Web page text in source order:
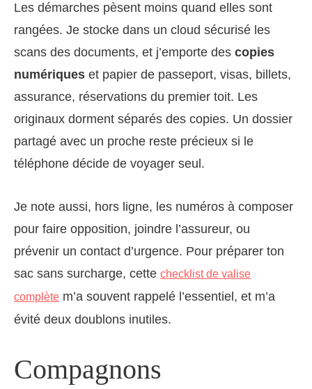
Les démarches pèsent moins quand elles sont
rangées. Je stocke dans un cloud sécurisé les
scans des documents, et j’emporte des copies
numériques et papier de passeport, visas, billets,
assurance, réservations du premier toit. Les
originaux dorment séparés des copies. Un dossier
partagé avec un proche reste précieux si le
téléphone décide de voyager seul.
Je note aussi, hors ligne, les numéros à composer
pour faire opposition, joindre l’assureur, ou
prévenir un contact d’urgence. Pour préparer ton
sac sans surcharge, cette checklist de valise
complète m’a souvent rappelé l’essentiel, et m’a
évité deux doublons inutiles.
Compagnons